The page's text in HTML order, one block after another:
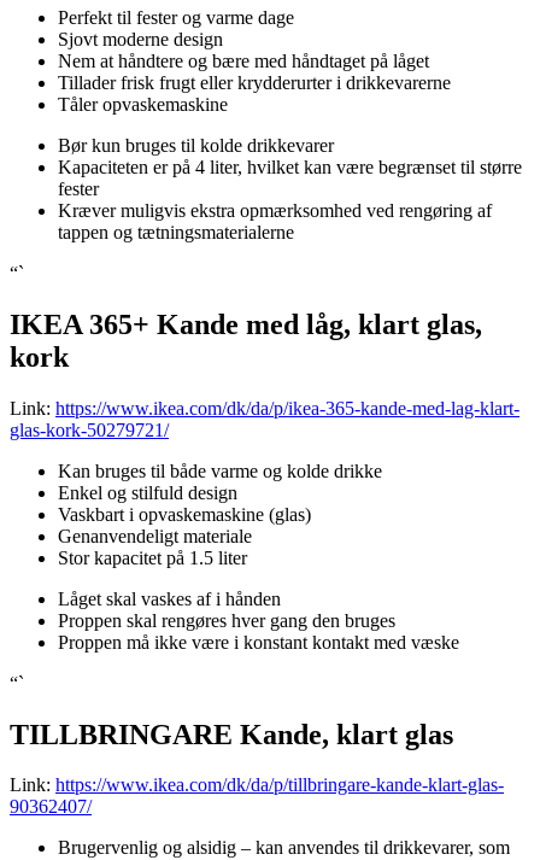
Perfekt til fester og varme dage
Sjovt moderne design
Nem at håndtere og bære med håndtaget på låget
Tillader frisk frugt eller krydderurter i drikkevarerne
Tåler opvaskemaskine
Bør kun bruges til kolde drikkevarer
Kapaciteten er på 4 liter, hvilket kan være begrænset til større
fester
Kræver muligvis ekstra opmærksomhed ved rengøring af
tappen og tætningsmaterialerne
“`
IKEA 365+ Kande med låg, klart glas,
kork
Link: https://www.ikea.com/dk/da/p/ikea-365-kande-med-lag-klart-
glas-kork-50279721/
Kan bruges til både varme og kolde drikke
Enkel og stilfuld design
Vaskbart i opvaskemaskine (glas)
Genanvendeligt materiale
Stor kapacitet på 1.5 liter
Låget skal vaskes af i hånden
Proppen skal rengøres hver gang den bruges
Proppen må ikke være i konstant kontakt med væske
“`
TILLBRINGARE Kande, klart glas
Link: https://www.ikea.com/dk/da/p/tillbringare-kande-klart-glas-
90362407/
Brugervenlig og alsidig – kan anvendes til drikkevarer, som